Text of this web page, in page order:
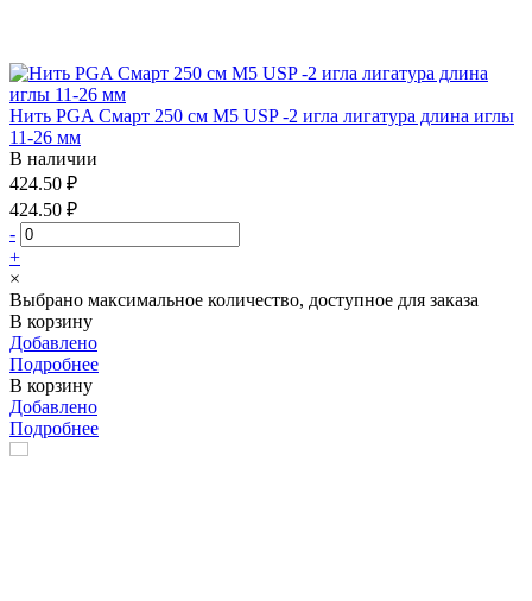
Нить PGA Смарт 250 см М5 USP -2 игла лигатура длина иглы
11-26 мм
В наличии
424.50 ₽
424.50 ₽
-
+
×
Выбрано максимальное количество, доступное для заказа
В корзину
Добавлено
Подробнее
В корзину
Добавлено
Подробнее